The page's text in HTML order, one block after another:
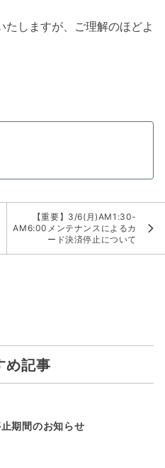
しますが、ご理解のほどよ
【重要】3/6(月)AM1:30-
AM6:00メンテナンスによるカ
ード決済停止について
め記事
期間のお知らせ